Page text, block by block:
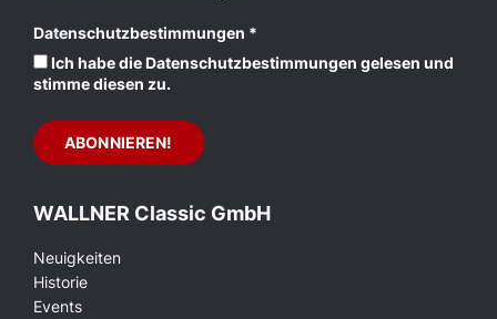
Datenschutzbestimmungen *
Ich habe die Datenschutzbestimmungen gelesen und
stimme diesen zu.
WALLNER Classic GmbH
Neuigkeiten
Historie
Events